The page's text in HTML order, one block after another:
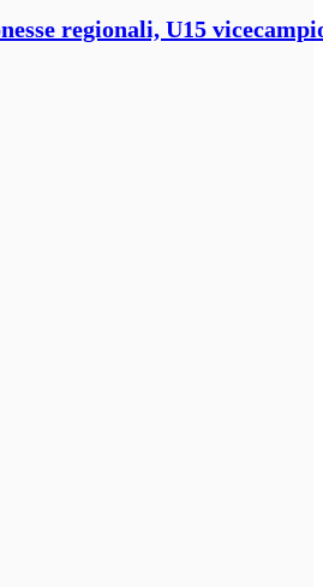
regionali, U15